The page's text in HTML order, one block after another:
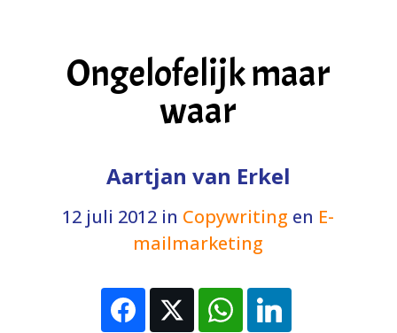
Ongelofelijk maar
waar
Aartjan van Erkel
12 juli 2012 in Copywriting en E-
mailmarketing